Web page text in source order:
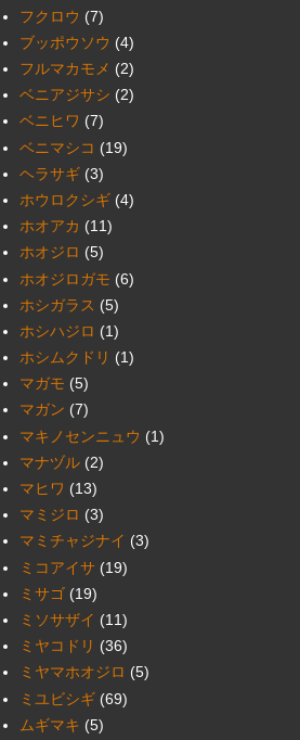
フクロウ (7)
ブッポウソウ (4)
フルマカモメ (2)
ベニアジサシ (2)
ベニヒワ (7)
ベニマシコ (19)
ヘラサギ (3)
ホウロクシギ (4)
ホオアカ (11)
ホオジロ (5)
ホオジロガモ (6)
ホシガラス (5)
ホシハジロ (1)
ホシムクドリ (1)
マガモ (5)
マガン (7)
マキノセンニュウ (1)
マナヅル (2)
マヒワ (13)
マミジロ (3)
マミチャジナイ (3)
ミコアイサ (19)
ミサゴ (19)
ミソサザイ (11)
ミヤコドリ (36)
ミヤマホオジロ (5)
ミユビシギ (69)
ムギマキ (5)